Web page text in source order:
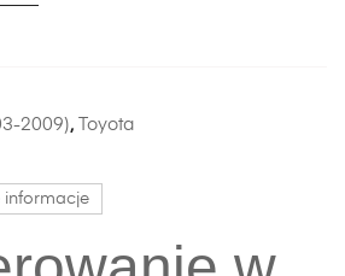
2009), Toyota
informacje